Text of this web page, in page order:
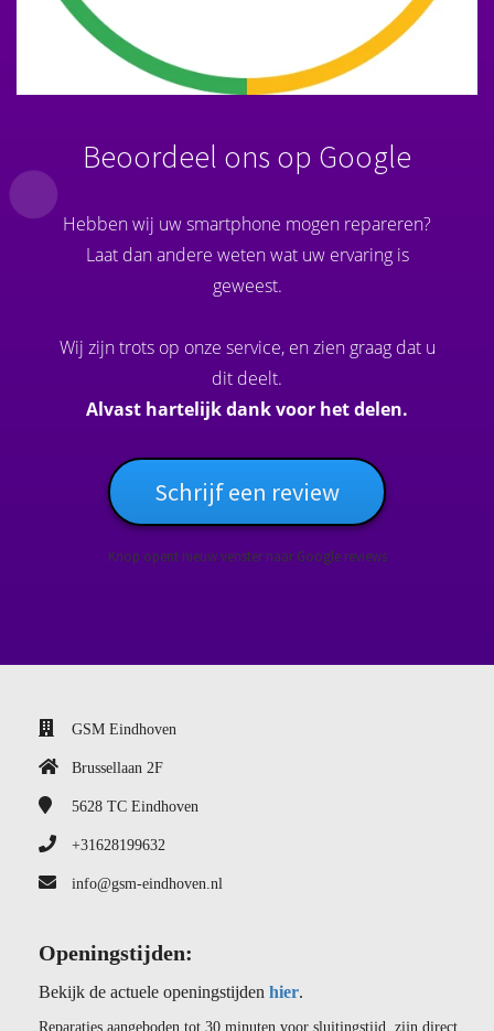
Beoordeel ons op Google
Hebben wij uw smartphone mogen repareren?
Laat dan andere weten wat uw ervaring is
geweest.
Wij zijn trots op onze service, en zien graag dat u
dit deelt.
Alvast hartelijk dank voor het delen.
Schrijf een review
Knop opent nieuw venster naar Google reviews
GSM Eindhoven
Brussellaan 2F
5628 TC Eindhoven
+31628199632
info@gsm-eindhoven.nl
Openingstijden:
Bekijk de actuele openingstijden hier.
Reparaties aangeboden tot 30 minuten voor sluitingstijd, zijn direct